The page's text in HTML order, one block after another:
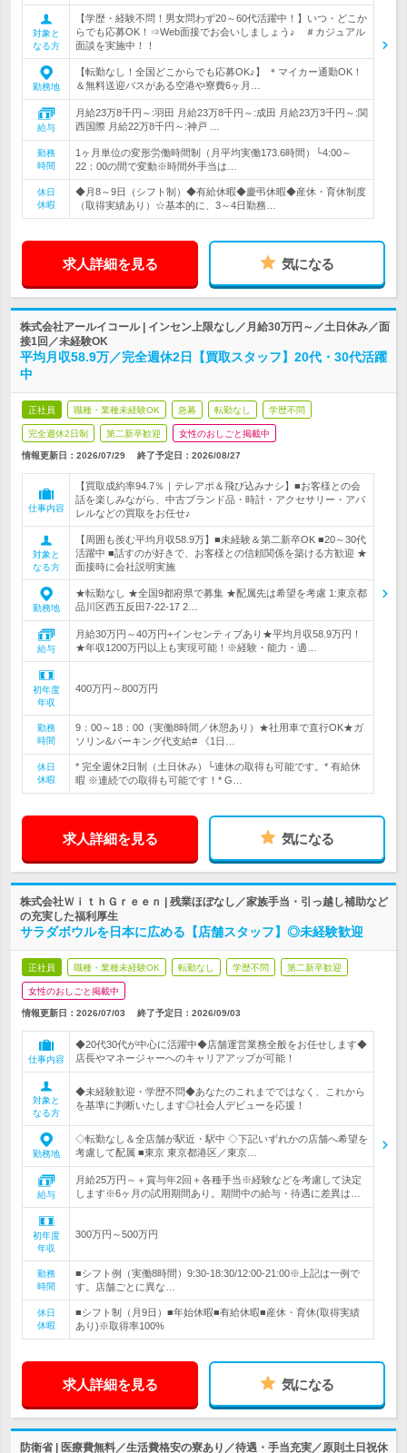
対象と
なる方
【学歴・経験不問！男女問わず20～60代活躍中！】いつ・どこか
らでも応募OK！⇒Web面接でお会いしましょう♪ ＃カジュアル
面談を実施中！！
勤務地
【転勤なし！全国どこからでも応募OK♪】 ＊マイカー通勤OK！
＆無料送迎バスがある空港や寮費6ヶ月…
給与
月給23万8千円～:羽田 月給23万8千円～:成田 月給23万3千円～:関
西国際 月給22万8千円～:神戸 …
勤務
時間
1ヶ月単位の変形労働時間制（月平均実働173.6時間）└4:00～
22：00の間で変動※時間外手当は…
休日
休暇
◆月8～9日（シフト制）◆有給休暇◆慶弔休暇◆産休・育休制度
（取得実績あり）☆基本的に、3～4日勤務…
求人詳細を見る 気になる
株式会社アールイコール | インセン上限なし／月給30万円～／土日休み／面
接1回／未経験OK
平均月収58.9万／完全週休2日【買取スタッフ】20代・30代活躍
中
正社員 職種・業種未経験OK 急募 転勤なし 学歴不問
完全週休2日制 第二新卒歓迎 女性のおしごと掲載中
情報更新日：2026/07/29 終了予定日： 2026/08/27
仕事内容
【買取成約率94.7％｜テレアポ＆飛び込みナシ】■お客様との会
話を楽しみながら、中古ブランド品・時計・アクセサリー・アパ
レルなどの買取をお任せ♪
対象と
なる方
【周囲も羨む平均月収58.9万】■未経験＆第二新卒OK ■20～30代
活躍中 ■話すのが好きで、お客様との信頼関係を築ける方歓迎 ★
面接時に会社説明実施
勤務地
★転勤なし ★全国9都府県で募集 ★配属先は希望を考慮 1:東京都
品川区西五反田7-22-17 2…
給与
月給30万円～40万円+インセンティブあり★平均月収58.9万円！
★年収1200万円以上も実現可能！※経験・能力・適…
初年度
年収
400万円～800万円
勤務
時間
9：00～18：00（実働8時間／休憩あり）★社用車で直行OK★ガ
ソリン&パーキング代支給# 《1日…
休日
休暇
* 完全週休2日制（土日休み）└連休の取得も可能です。* 有給休
暇 ※連続での取得も可能です！* G…
求人詳細を見る 気になる
株式会社ＷｉｔｈＧｒｅｅｎ | 残業ほぼなし／家族手当・引っ越し補助など
の充実した福利厚生
サラダボウルを日本に広める【店舗スタッフ】◎未経験歓迎
正社員 職種・業種未経験OK 転勤なし 学歴不問 第二新卒歓迎
女性のおしごと掲載中
情報更新日：2026/07/03 終了予定日： 2026/09/03
仕事内容
◆20代30代が中心に活躍中◆店舗運営業務全般をお任せします◆
店長やマネージャーへのキャリアアップが可能！
対象と
なる方
◆未経験歓迎・学歴不問◆あなたのこれまでではなく、これから
を基準に判断いたします◎社会人デビューを応援！
勤務地
◇転勤なし＆全店舗が駅近・駅中 ◇下記いずれかの店舗へ希望を
考慮して配属 ■東京 東京都港区／東京…
給与
月給25万円～＋賞与年2回＋各種手当※経験などを考慮して決定
します※6ヶ月の試用期間あり。期間中の給与・待遇に差異は…
初年度
年収
300万円～500万円
勤務
時間
■シフト例（実働8時間）9:30‐18:30/12:00-21:00※上記は一例で
す。店舗ごとに異な…
休日
休暇
■シフト制（月9日）■年始休暇■有給休暇■産休・育休(取得実績
あり)※取得率100%
求人詳細を見る 気になる
防衛省 | 医療費無料／生活費格安の寮あり／待遇・手当充実／原則土日祝休